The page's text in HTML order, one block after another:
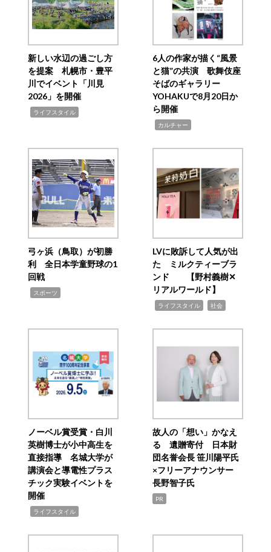
新しい水辺の過ごし方
を提案 札幌市・豊平
川でイベント「川見
2026」を開催
ライフスタイル
6人の作家が描く“風景
と猫”の共演 歌舞伎座
そばのギャラリー
YOHAKUで8月20日か
ら開催
カルチャー
弓ヶ浜（鳥取）が初勝
利 全日本学童野球の1
回戦
スポーツ
LVに敗訴して人気が出
た ミルクティーブラ
ンド 【野村義樹✕
リアルワールド】
ライフスタイル 社会
ノーベル賞受賞・白川
英樹博士が小中高生を
直接指導 名城大学が
講演会と導電性プラス
チック実験イベントを
開催
ライフスタイル
故人の「想い」かなえ
る 遺贈寄付 日本財
団名誉会長 笹川陽平氏
×フリーアナウンサー
長野智子氏
PR